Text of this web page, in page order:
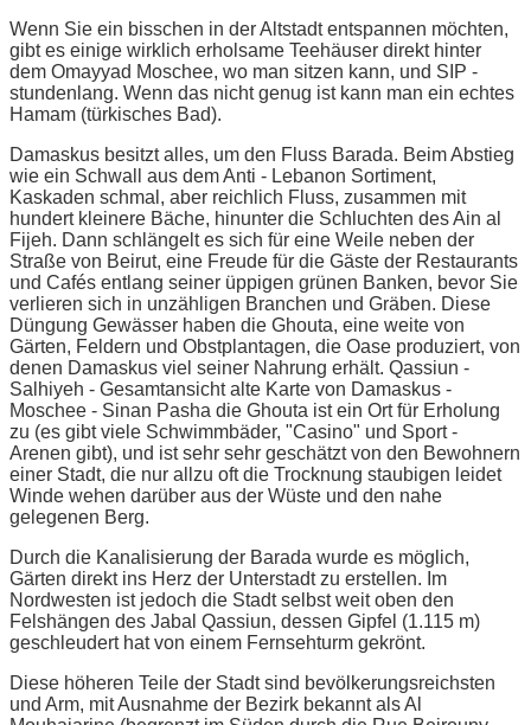
Wenn Sie ein bisschen in der Altstadt entspannen möchten,
gibt es einige wirklich erholsame Teehäuser direkt hinter
dem Omayyad Moschee, wo man sitzen kann, und SIP -
stundenlang. Wenn das nicht genug ist kann man ein echtes
Hamam (türkisches Bad).
Damaskus besitzt alles, um den Fluss Barada. Beim Abstieg
wie ein Schwall aus dem Anti - Lebanon Sortiment,
Kaskaden schmal, aber reichlich Fluss, zusammen mit
hundert kleinere Bäche, hinunter die Schluchten des Ain al
Fijeh. Dann schlängelt es sich für eine Weile neben der
Straße von Beirut, eine Freude für die Gäste der Restaurants
und Cafés entlang seiner üppigen grünen Banken, bevor Sie
verlieren sich in unzähligen Branchen und Gräben. Diese
Düngung Gewässer haben die Ghouta, eine weite von
Gärten, Feldern und Obstplantagen, die Oase produziert, von
denen Damaskus viel seiner Nahrung erhält. Qassiun -
Salhiyeh - Gesamtansicht alte Karte von Damaskus -
Moschee - Sinan Pasha die Ghouta ist ein Ort für Erholung
zu (es gibt viele Schwimmbäder, "Casino" und Sport -
Arenen gibt), und ist sehr sehr geschätzt von den Bewohnern
einer Stadt, die nur allzu oft die Trocknung staubigen leidet
Winde wehen darüber aus der Wüste und den nahe
gelegenen Berg.
Durch die Kanalisierung der Barada wurde es möglich,
Gärten direkt ins Herz der Unterstadt zu erstellen. Im
Nordwesten ist jedoch die Stadt selbst weit oben den
Felshängen des Jabal Qassiun, dessen Gipfel (1.115 m)
geschleudert hat von einem Fernsehturm gekrönt.
Diese höheren Teile der Stadt sind bevölkerungsreichsten
und Arm, mit Ausnahme der Bezirk bekannt als Al